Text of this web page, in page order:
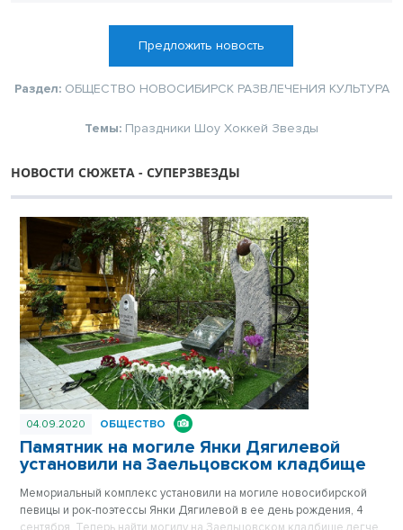
Предложить новость
Раздел: ОБЩЕСТВО НОВОСИБИРСК РАЗВЛЕЧЕНИЯ КУЛЬТУРА
Темы: Праздники Шоу Хоккей Звезды
НОВОСТИ СЮЖЕТА - СУПЕРЗВЕЗДЫ
04.09.2020 ОБЩЕСТВО
Памятник на могиле Янки Дягилевой
установили на Заельцовском кладбище
Мемориальный комплекс установили на могиле новосибирской
певицы и рок-поэтессы Янки Дягилевой в ее день рождения, 4